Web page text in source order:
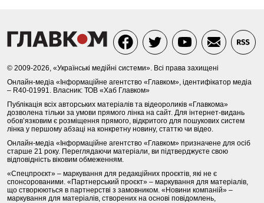
© 2009-2026, «Українські медійні системи». Всі права захищені
Онлайн-медіа «Інформаційне агентство «Главком», ідентифікатор медіа
– R40-01991. Власник: ТОВ «Хаб Главком»
Публікація всіх авторських матеріалів та відеороликів «Главкома»
дозволена тільки за умови прямого лінка на сайт. Для інтернет-видань
обов’язковим є розміщення прямого, відкритого для пошукових систем
лінка у першому абзаці на конкретну новину, статтю чи відео.
Онлайн-медіа «Інформаційне агентство «Главком» призначене для осіб
старше 21 року. Переглядаючи матеріали, ви підтверджуєте свою
відповідність віковим обмеженням.
«Спецпроєкт» – маркування для редакційних проєктів, які не є
спонсорованими. «Партнерський проєкт» – маркування для матеріалів,
що створюються в партнерстві з замовником. «Новини компаній» –
маркування для матеріалів, створених на основі повідомлень,